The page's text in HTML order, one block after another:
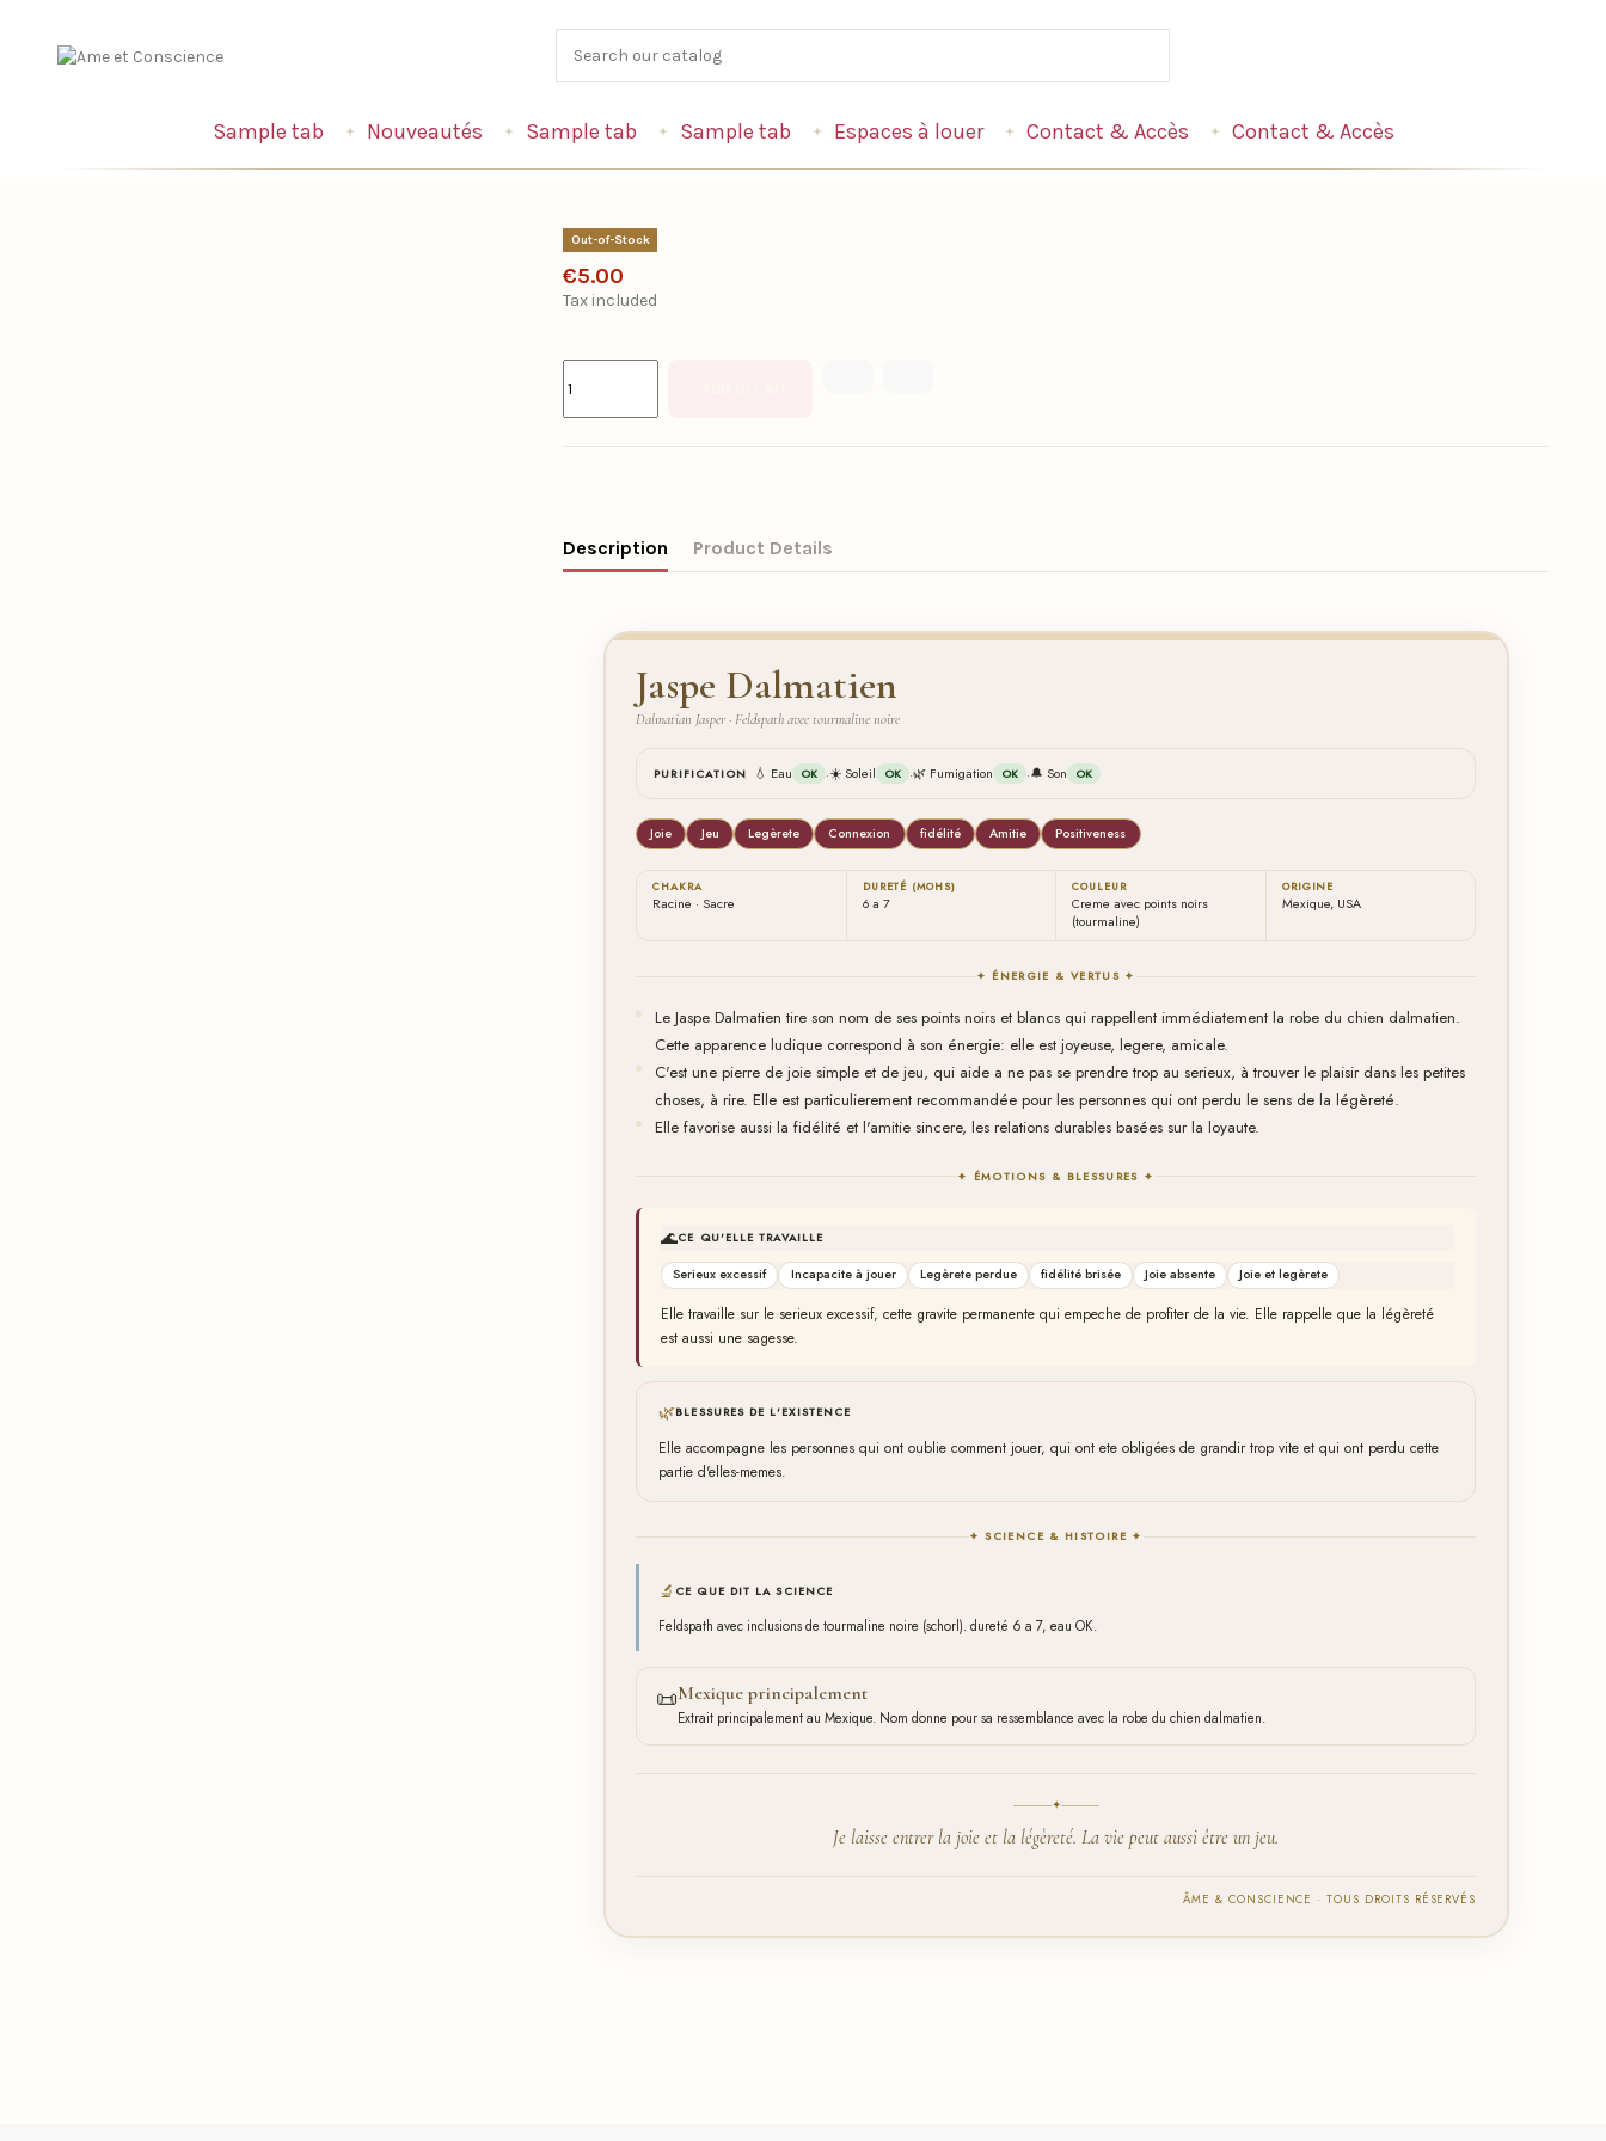
Sample tab Nouveautés Sample tab Sample tab Espaces à louer Contact & Accès Contact & Accès
Out-of-Stock
€5.00
Tax included
Description Product Details
Jaspe Dalmatien
Dalmatian Jasper · Feldspath avec tourmaline noire
PURIFICATION 💧 Eau OK ·☀️ Soleil OK ·🌿 Fumigation OK ·🔔 Son OK
Joie Jeu Legèrete Connexion fidélité Amitie Positiveness
CHAKRA
Racine · Sacre
DURETÉ (MOHS)
6 a 7
COULEUR
Creme avec points noirs
(tourmaline)
ORIGINE
Mexique, USA
✦ ÉNERGIE & VERTUS ✦
Le Jaspe Dalmatien tire son nom de ses points noirs et blancs qui rappellent immédiatement la robe du chien dalmatien.
Cette apparence ludique correspond à son énergie: elle est joyeuse, legere, amicale.
C'est une pierre de joie simple et de jeu, qui aide a ne pas se prendre trop au serieux, à trouver le plaisir dans les petites
choses, à rire. Elle est particulierement recommandée pour les personnes qui ont perdu le sens de la légèreté.
Elle favorise aussi la fidélité et l'amitie sincere, les relations durables basées sur la loyaute.
✦ ÉMOTIONS & BLESSURES ✦
🌊CE QU'ELLE TRAVAILLE
Serieux excessif Incapacite à jouer Legèrete perdue fidélité brisée Joie absente Joie et legèrete
Elle travaille sur le serieux excessif, cette gravite permanente qui empeche de profiter de la vie. Elle rappelle que la légèreté
est aussi une sagesse.
🌿BLESSURES DE L'EXISTENCE
Elle accompagne les personnes qui ont oublie comment jouer, qui ont ete obligées de grandir trop vite et qui ont perdu cette
partie d'elles-memes.
✦ SCIENCE & HISTOIRE ✦
🔬 CE QUE DIT LA SCIENCE
Feldspath avec inclusions de tourmaline noire (schorl). dureté 6 a 7, eau OK.
📜Mexique principalement
Extrait principalement au Mexique. Nom donne pour sa ressemblance avec la robe du chien dalmatien.
✦
Je laisse entrer la joie et la légèreté. La vie peut aussi être un jeu.
ÂME & CONSCIENCE · TOUS DROITS RÉSERVÉS